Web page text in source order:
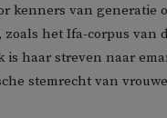
kenners van generatie
het Ifa-corpus van
is haar streven naar
stemrecht van